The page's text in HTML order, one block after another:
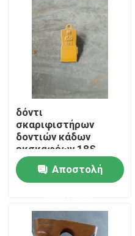
Σπίτι
Περίπου εμείς
δόντι
σκαριφιστήρων
δοντιών κάδων
εκσκαφέων 18S
DH55 Daewoo για
Backhoe 52HRC
Αποστολή